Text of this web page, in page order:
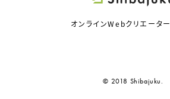
オンラインWebクリエータ
© 2018 Shibajuku.